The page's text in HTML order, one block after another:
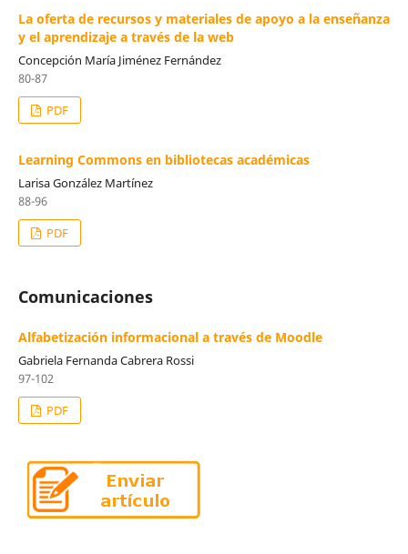
La oferta de recursos y materiales de apoyo a la enseñanza
y el aprendizaje a través de la web
Concepción María Jiménez Fernández
80-87
PDF
Learning Commons en bibliotecas académicas
Larisa González Martínez
88-96
PDF
Comunicaciones
Alfabetización informacional a través de Moodle
Gabriela Fernanda Cabrera Rossi
97-102
PDF